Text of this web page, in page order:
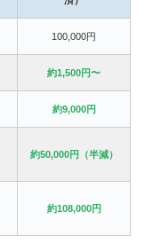
100,000円
約1,500円〜
約9,000円
約50,000円（半減）
約108,000円